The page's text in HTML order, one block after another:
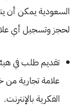
السعودية يمكن أن
لحجز وتسجيل أي
تقديم طلب في
علامة تجارية من
الفكرية بالإنترنت.